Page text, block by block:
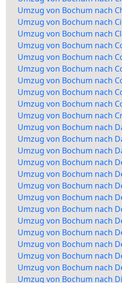
Umzug von Bochum nach
Umzug von Bochum nach
Umzug von Bochum nach
Umzug von Bochum nach
Umzug von Bochum nach
Umzug von Bochum nach
Umzug von Bochum nach
Umzug von Bochum nach
Umzug von Bochum nach
Umzug von Bochum nach
Umzug von Bochum nach
Umzug von Bochum nach
Umzug von Bochum nach
Umzug von Bochum nach
Umzug von Bochum nach
Umzug von Bochum nach
Umzug von Bochum nach
Umzug von Bochum nach
Umzug von Bochum nach
Umzug von Bochum nach
Umzug von Bochum nach
Umzug von Bochum nach
Umzug von Bochum nach
Umzug von Bochum nach